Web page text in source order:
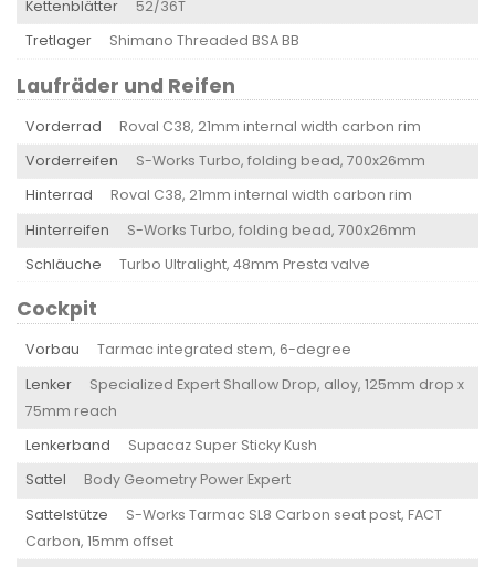
Kettenblätter
52/36T
Tretlager
Shimano Threaded BSA BB
Laufräder und Reifen
Vorderrad
Roval C38, 21mm internal width carbon rim
Vorderreifen
S-Works Turbo, folding bead, 700x26mm
Hinterrad
Roval C38, 21mm internal width carbon rim
Hinterreifen
S-Works Turbo, folding bead, 700x26mm
Schläuche
Turbo Ultralight, 48mm Presta valve
Cockpit
Vorbau
Tarmac integrated stem, 6-degree
Lenker
Specialized Expert Shallow Drop, alloy, 125mm drop x
75mm reach
Lenkerband
Supacaz Super Sticky Kush
Sattel
Body Geometry Power Expert
Sattelstütze
S-Works Tarmac SL8 Carbon seat post, FACT
Carbon, 15mm offset